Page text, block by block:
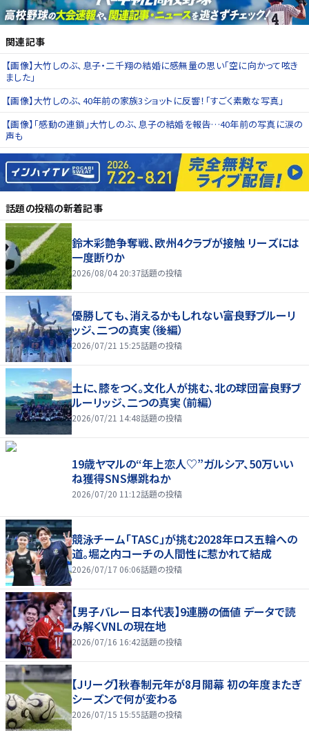
関連記事
【画像】大竹しのぶ、息子・二千翔の結婚に感無量の思い「空に向かって呟き
ました」
【画像】大竹しのぶ、40年前の家族3ショットに反響！「すごく素敵な写真」
【画像】「感動の連鎖」大竹しのぶ、息子の結婚を報告…40年前の写真に涙の
声も
話題の投稿の新着記事
鈴木彩艶争奪戦、欧州4クラブが接触 リーズには
一度断りか
2026/08/04 20:37話題の投稿
優勝しても、消えるかもしれない――富良野ブルーリ
ッジ、二つの真実（後編）
2026/07/21 15:25話題の投稿
土に、膝をつく。文化人が挑む、北の球団――富良野ブ
ルーリッジ、二つの真実（前編）
2026/07/21 14:48話題の投稿
19歳ヤマルの“年上恋人♡”ガルシア、50万いい
ね獲得SNS爆跳ねか
2026/07/20 11:12話題の投稿
競泳チーム「TASC」が挑む2028年ロス五輪への
道。堀之内コーチの人間性に惹かれて結成
2026/07/17 06:06話題の投稿
【男子バレー日本代表】9連勝の価値 データで読
み解くVNLの現在地
2026/07/16 16:42話題の投稿
【Jリーグ】秋春制元年が8月開幕 初の年度またぎ
シーズンで何が変わる
2026/07/15 15:55話題の投稿